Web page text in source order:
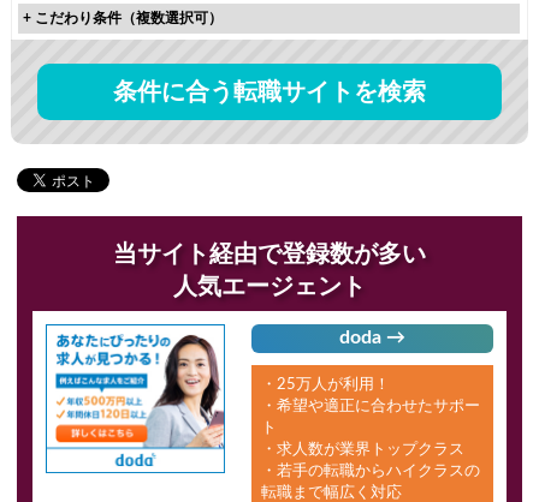
+ こだわり条件（複数選択可）
条件に合う転職サイトを検索
当サイト経由で登録数が多い
人気エージェント
doda →
・25万人が利用！
・希望や適正に合わせたサポー
ト
・求人数が業界トップクラス
・若手の転職からハイクラスの
転職まで幅広く対応